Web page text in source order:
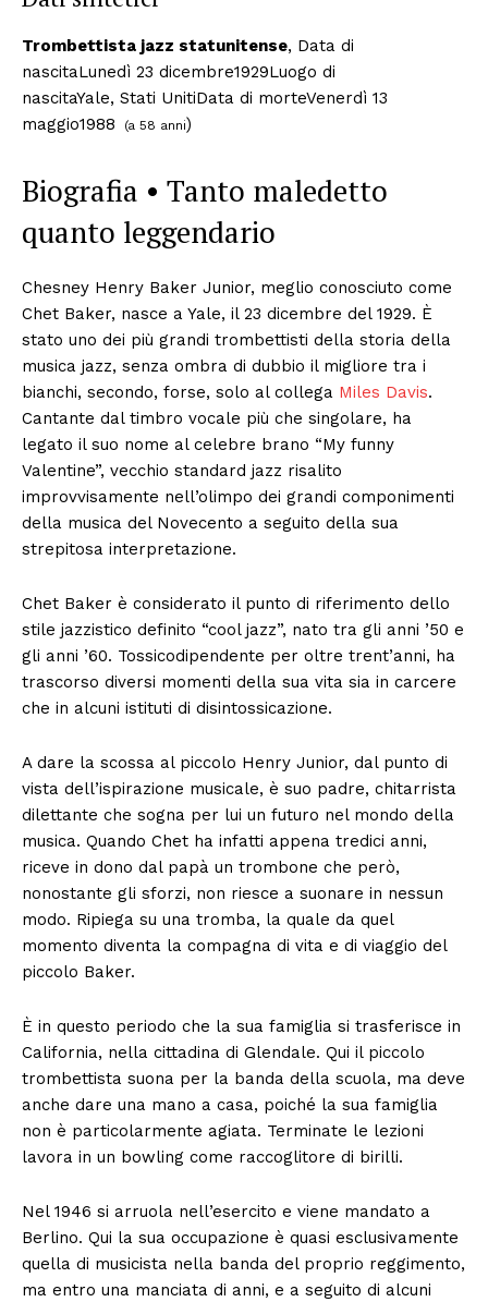
Trombettista jazz statunitense, Data di
nascitaLunedì 23 dicembre1929Luogo di
nascitaYale, Stati UnitiData di morteVenerdì 13
maggio1988 (a 58 anni)
Biografia • Tanto maledetto
quanto leggendario
Chesney Henry Baker Junior, meglio conosciuto come
Chet Baker, nasce a Yale, il 23 dicembre del 1929. È
stato uno dei più grandi trombettisti della storia della
musica jazz, senza ombra di dubbio il migliore tra i
bianchi, secondo, forse, solo al collega Miles Davis.
Cantante dal timbro vocale più che singolare, ha
legato il suo nome al celebre brano “My funny
Valentine”, vecchio standard jazz risalito
improvvisamente nell’olimpo dei grandi componimenti
della musica del Novecento a seguito della sua
strepitosa interpretazione.
Chet Baker è considerato il punto di riferimento dello
stile jazzistico definito “cool jazz”, nato tra gli anni ’50 e
gli anni ’60. Tossicodipendente per oltre trent’anni, ha
trascorso diversi momenti della sua vita sia in carcere
che in alcuni istituti di disintossicazione.
A dare la scossa al piccolo Henry Junior, dal punto di
vista dell’ispirazione musicale, è suo padre, chitarrista
dilettante che sogna per lui un futuro nel mondo della
musica. Quando Chet ha infatti appena tredici anni,
riceve in dono dal papà un trombone che però,
nonostante gli sforzi, non riesce a suonare in nessun
modo. Ripiega su una tromba, la quale da quel
momento diventa la compagna di vita e di viaggio del
piccolo Baker.
È in questo periodo che la sua famiglia si trasferisce in
California, nella cittadina di Glendale. Qui il piccolo
trombettista suona per la banda della scuola, ma deve
anche dare una mano a casa, poiché la sua famiglia
non è particolarmente agiata. Terminate le lezioni
lavora in un bowling come raccoglitore di birilli.
Nel 1946 si arruola nell’esercito e viene mandato a
Berlino. Qui la sua occupazione è quasi esclusivamente
quella di musicista nella banda del proprio reggimento,
ma entro una manciata di anni, e a seguito di alcuni